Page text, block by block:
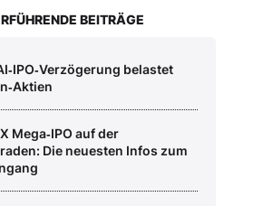
BEITRÄGE
belastet
Mega‑IPO auf der
Die neuesten Infos zum